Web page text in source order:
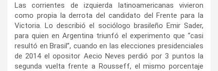
Las corrientes de izquierda latinoamericanas vivieron
como propia la derrota del candidato del Frente para la
Victoria. Lo describió el sociólogo brasileño Emir Sader,
para quien en Argentina triunfó el experimento que “casi
resultó en Brasil”, cuando en las elecciones presidenciales
de 2014 el opositor Aecio Neves perdió por 3 puntos la
segunda vuelta frente a Rousseff, el mismo porcentaje